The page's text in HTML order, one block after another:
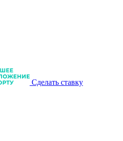
Сделать ставку